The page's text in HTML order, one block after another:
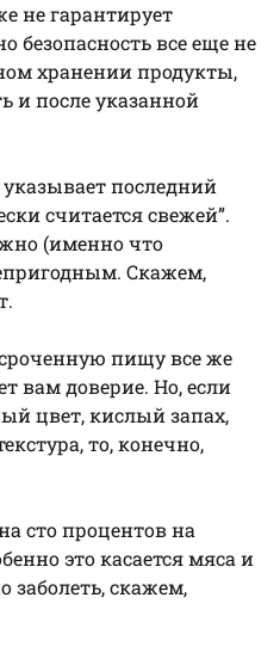
не гарантирует
безопасность все еще не
хранении продукты,
и после указанной
последний
считается свежей”.
(именно что
Скажем,
пищу все же
вам доверие. Но, если
цвет, кислый запах,
то, конечно,
сто процентов на
это касается мяса и
скажем,